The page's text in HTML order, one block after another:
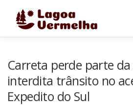
FALE CONOSCO
Carreta perde parte
interdita trânsito no
Expedito do Sul